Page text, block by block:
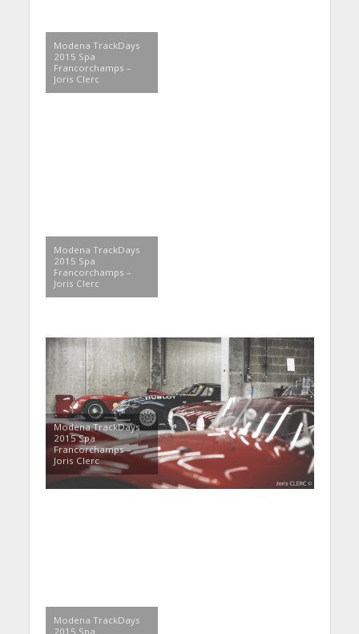
Modena TrackDays
2015 Spa
Francorchamps –
Joris Clerc
Modena TrackDays
2015 Spa
Francorchamps –
Joris Clerc
Modena TrackDays
2015 Spa
Francorchamps –
Joris Clerc
Modena TrackDays
2015 Spa